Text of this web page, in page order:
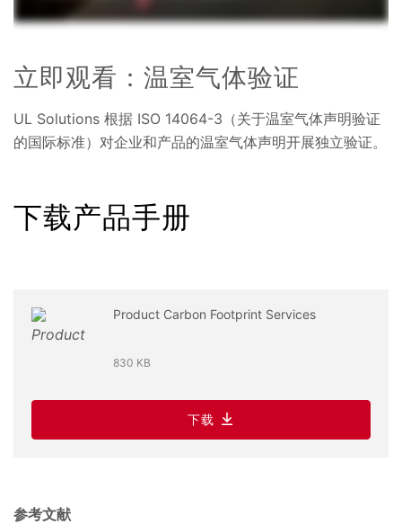
立即观看：温室气体验证
UL Solutions 根据 ISO 14064-3（关于温室气体声明验证
的国际标准）对企业和产品的温室气体声明开展独立验证。
下载产品手册
Product Carbon Footprint Services
830 KB
下载
参考文献